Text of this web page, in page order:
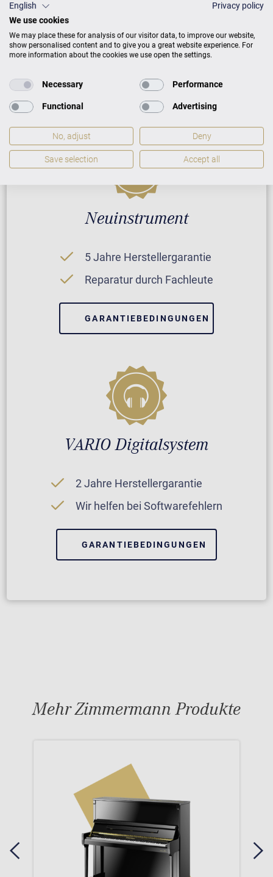
STUDIO S 8 VARIO
Neuinstrument
5 Jahre Herstellergarantie
Reparatur durch Fachleute
GARANTIEBEDINGUNGEN
VARIO Digitalsystem
2 Jahre Herstellergarantie
Wir helfen bei Softwarefehlern
GARANTIEBEDINGUNGEN
Mehr Zimmermann Produkte
English
Privacy policy
We use cookies
We may place these for analysis of our visitor data, to improve our website,
show personalised content and to give you a great website experience. For
more information about the cookies we use open the settings.
Necessary Performance
Functional Advertising
No, adjust Deny
Save selection Accept all